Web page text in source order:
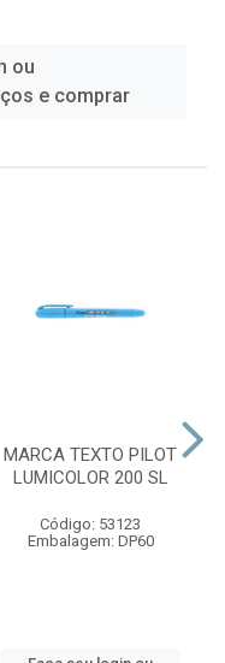
ou
e comprar
MARCA TEXTO PILOT
LUMICOLOR 200 SL
Código: 53123
Embalagem: DP60